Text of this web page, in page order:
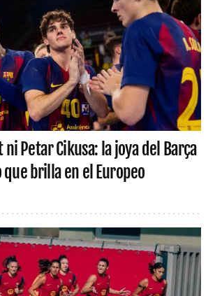
ni Petar Cikusa: la joya del Barça
brilla en el Europeo